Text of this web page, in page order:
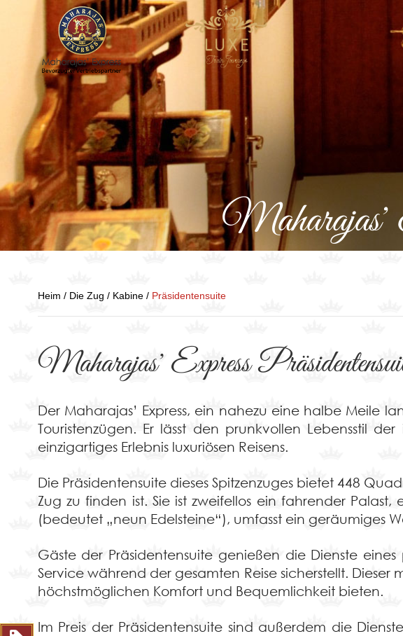
Maharajas'
Heim / Die Zug / Kabine / Präsidentensuite
Maharajas' Express
Der Maharajas’ Express, ein nahezu eine halbe Meile
Touristenzügen. Er lässt den prunkvollen Lebensstil
einzigartiges Erlebnis luxuriösen Reisens.
Die Präsidentensuite dieses Spitzenzuges bietet 448
Zug zu finden ist. Sie ist zweifellos ein fahrender
(bedeutet „neun Edelsteine“), umfasst ein geräumiges
Gäste der Präsidentensuite genießen die Dienste
Service während der gesamten Reise sicherstellt.
höchstmöglichen Komfort und Bequemlichkeit bieten.
Im Preis der Präsidentensuite sind außerdem die